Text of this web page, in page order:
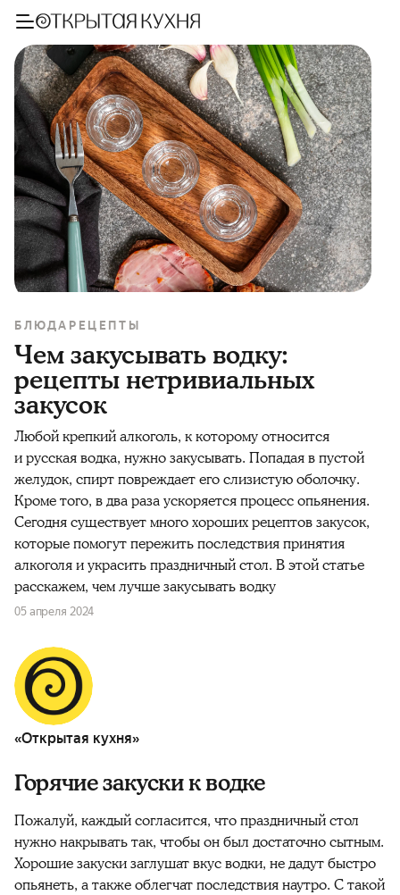
БЛЮДА РЕЦЕПТЫ
Чем закусывать водку:
рецепты нетривиальных
закусок
Любой крепкий алкоголь, к которому относится
ирусскаяводка, нужнозакусывать. Попадая в пустой
желудок, спирт повреждает его слизистую оболочку.
Кроме того, в два раза ускоряется процесс опьянения.
Сегодня существует многохорошихрецептовзакусок,
которые помогут пережить последствия принятия
алкоголя и украсить праздничныйстол. В этой статье
расскажем, чем лучше закусывать водку
05 апреля 2024
«Открытая кухня»
Горячие закуски к водке
Пожалуй, каждый согласится, что праздничный стол
нужно накрывать так, чтобы он был достаточно сытным.
Хорошие закуски заглушат вкус водки, не дадут быстро
опьянеть, а также облегчат последствия наутро. С такой